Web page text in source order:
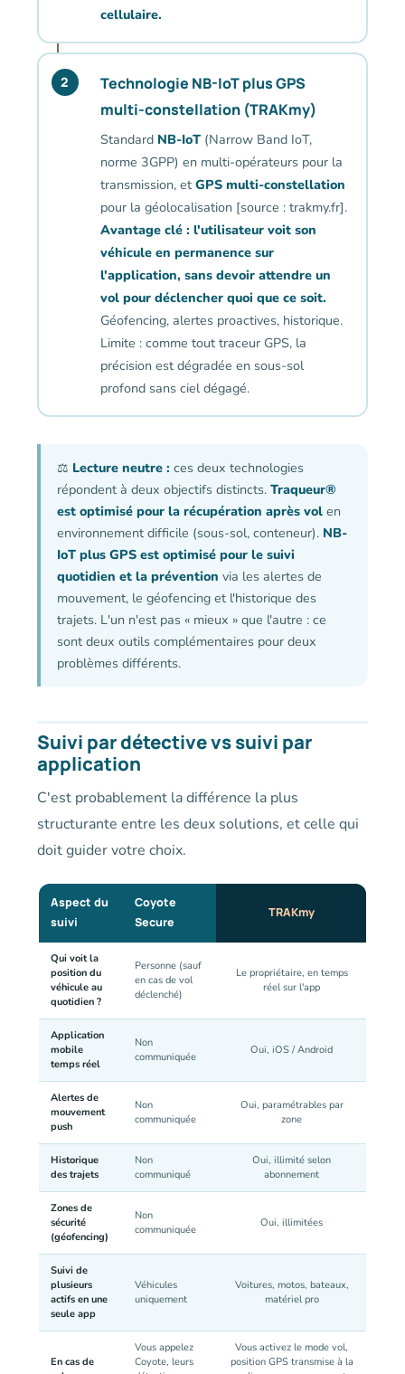
cellulaire.
2
Technologie NB-IoT plus GPS
multi-constellation (TRAKmy)
Standard NB-IoT(Narrow Band IoT,
norme 3GPP) en multi-opérateurs pour la
transmission, et GPS multi-constellation
pour la géolocalisation [source : trakmy.fr].
Avantage clé : l'utilisateur voit son
véhicule en permanence sur
l'application, sans devoir attendre un
vol pour déclencher quoi que ce soit.
Géofencing, alertes proactives, historique.
Limite : comme tout traceur GPS, la
précision est dégradée en sous-sol
profond sans ciel dégagé.
⚖️ Lecture neutre : ces deux technologies
répondent à deux objectifs distincts. Traqueur®
est optimisé pour la récupération après vol en
environnement difficile (sous-sol, conteneur). NB-
IoT plus GPS est optimisé pour le suivi
quotidien et la prévention via les alertes de
mouvement, le géofencing et l'historique des
trajets. L'un n'est pas « mieux » que l'autre : ce
sont deux outils complémentaires pour deux
problèmes différents.
Suivi par détective vs suivi par
application
C'est probablement la différence la plus
structurante entre les deux solutions, et celle qui
doit guider votre choix.
Aspect du
suivi
Coyote
Secure
TRAKmy
Qui voit la
position du
véhicule au
quotidien ?
Personne (sauf
en cas de vol
déclenché)
Le propriétaire, en temps
réel sur l'app
Application
mobile
temps réel
Non
communiquée
Oui, iOS / Android
Alertes de
mouvement
push
Non
communiquée
Oui, paramétrables par
zone
Historique
des trajets
Non
communiqué
Oui, illimité selon
abonnement
Zones de
sécurité
(géofencing)
Non
communiquée
Oui, illimitées
Suivi de
plusieurs
actifs en une
seule app
Véhicules
uniquement
Voitures, motos, bateaux,
matériel pro
En cas de
Vous appelez
Coyote, leurs
Vous activez le mode vol,
position GPS transmise à la